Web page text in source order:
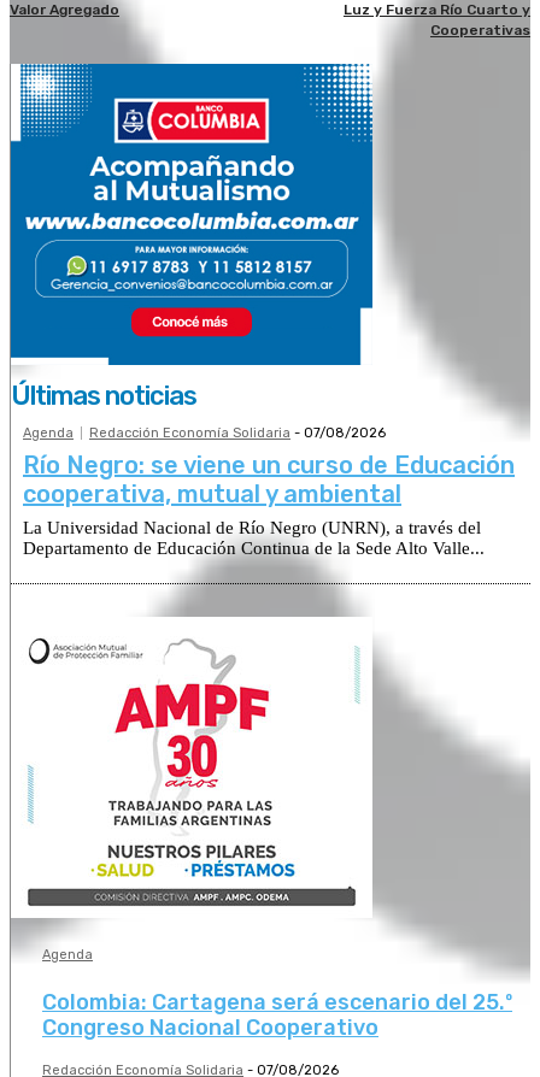
Valor Agregado
Luz y Fuerza Río Cuarto y
Cooperativas
Últimas noticias
Agenda Redacción Economía Solidaria - 07/08/2026
Río Negro: se viene un curso de Educación
cooperativa, mutual y ambiental
La Universidad Nacional de Río Negro (UNRN), a través del
Departamento de Educación Continua de la Sede Alto Valle...
Agenda
Colombia: Cartagena será escenario del 25.º
Congreso Nacional Cooperativo
Redacción Economía Solidaria - 07/08/2026